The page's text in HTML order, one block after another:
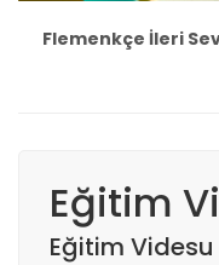
Flemenkçe İleri
Eğitim
Eğitim Videsu